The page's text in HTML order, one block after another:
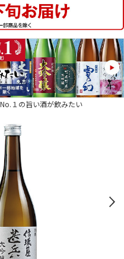
１の旨い酒が飲みたい